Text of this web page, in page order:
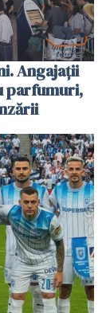
Angajații
parfumuri,